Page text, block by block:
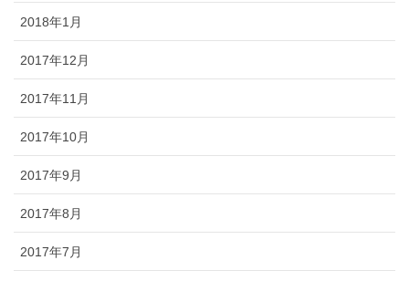
2018年1月
2017年12月
2017年11月
2017年10月
2017年9月
2017年8月
2017年7月